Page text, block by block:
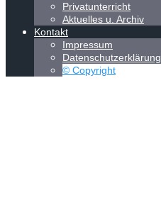
Privatunterricht
Aktuelles u. Archiv
Kontakt
Impressum
Datenschutzerklärung
© Copyright